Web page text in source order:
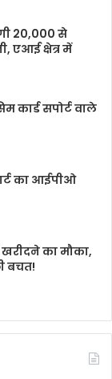
20,000 से
एआई क्षेत्र में
कार्ड सपोर्ट वाले
का आईपीओ
का मौका,
बचत!